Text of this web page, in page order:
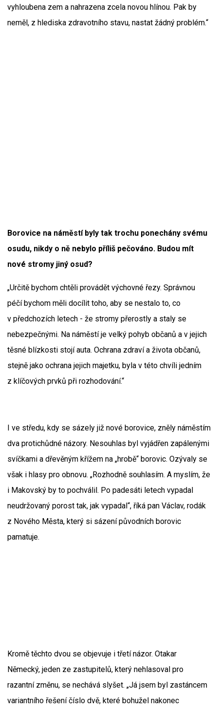
vyhloubena zem a nahrazena zcela novou hlínou. Pak by
neměl, z hlediska zdravotního stavu, nastat žádný problém.“
Borovice na náměstí byly tak trochu ponechány svému
osudu, nikdy o ně nebylo příliš pečováno. Budou mít
nové stromy jiný osud?
„Určitě bychom chtěli provádět výchovné řezy. Správnou
péčí bychom měli docílit toho, aby se nestalo to, co
v předchozích letech - že stromy přerostly a staly se
nebezpečnými. Na náměstí je velký pohyb občanů a v jejich
těsné blízkosti stojí auta. Ochrana zdraví a života občanů,
stejně jako ochrana jejich majetku, byla v této chvíli jedním
z klíčových prvků při rozhodování.“
I ve středu, kdy se sázely již nové borovice, zněly náměstím
dva protichůdné názory. Nesouhlas byl vyjádřen zapálenými
svíčkami a dřevěným křížem na „hrobě“ borovic. Ozývaly se
však i hlasy pro obnovu. „Rozhodně souhlasím. A myslím, že
i Makovský by to pochválil. Po padesáti letech vypadal
neudržovaný porost tak, jak vypadal“, říká pan Václav, rodák
z Nového Města, který si sázení původních borovic
pamatuje.
Kromě těchto dvou se objevuje i třetí názor. Otakar
Německý, jeden ze zastupitelů, který nehlasoval pro
razantní změnu, se nechává slyšet. „Já jsem byl zastáncem
variantního řešení číslo dvě, které bohužel nakonec